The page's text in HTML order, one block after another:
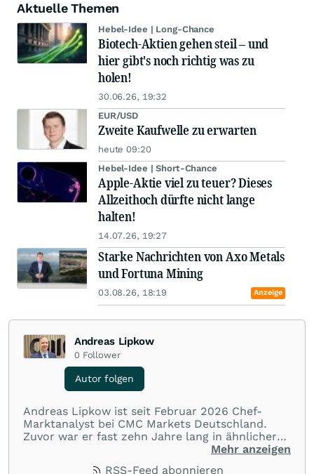
Aktuelle Themen
Hebel-Idee | Long-Chance
Biotech-Aktien gehen steil – und
hier gibt's noch richtig was zu
holen!
30.06.26, 19:32
EUR/USD
Zweite Kaufwelle zu erwarten
heute 09:20
Hebel-Idee | Short-Chance
Apple-Aktie viel zu teuer? Dieses
Allzeithoch dürfte nicht lange
halten!
14.07.26, 19:27
Starke Nachrichten von Axo Metals
und Fortuna Mining
03.08.26, 18:19 Anzeige
Andreas Lipkow
0 Follower
Autor folgen
Andreas Lipkow ist seit Februar 2026 Chef-
Marktanalyst bei CMC Markets Deutschland.
Zuvor war er fast zehn Jahre lang in ähnlicher
Position bei der Comdirect tätig. Lipkow ist als
Mehr anzeigen
RSS-Feed abonnieren